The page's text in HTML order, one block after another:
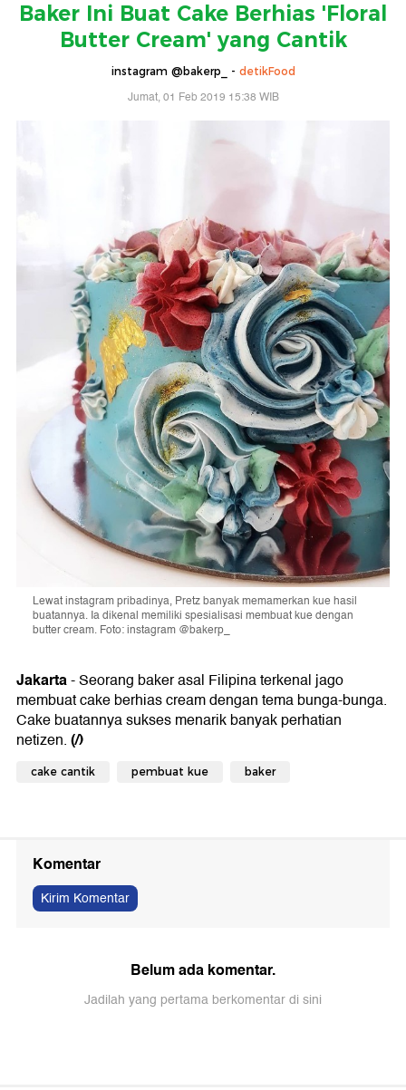
Baker Ini Buat Cake Berhias 'Floral
Butter Cream' yang Cantik
instagram @bakerp_ - detikFood
Jumat, 01 Feb 2019 15:38 WIB
Lewat instagram pribadinya, Pretz banyak memamerkan kue hasil
buatannya. Ia dikenal memiliki spesialisasi membuat kue dengan
butter cream. Foto: instagram @bakerp_
Jakarta- Seorang baker asal Filipina terkenal jago
membuat cake berhias cream dengan tema bunga-bunga.
Cake buatannya sukses menarik banyak perhatian
netizen.(/)
cake cantik pembuat kue baker
Komentar
Kirim Komentar
Belum ada komentar.
Jadilah yang pertama berkomentar di sini